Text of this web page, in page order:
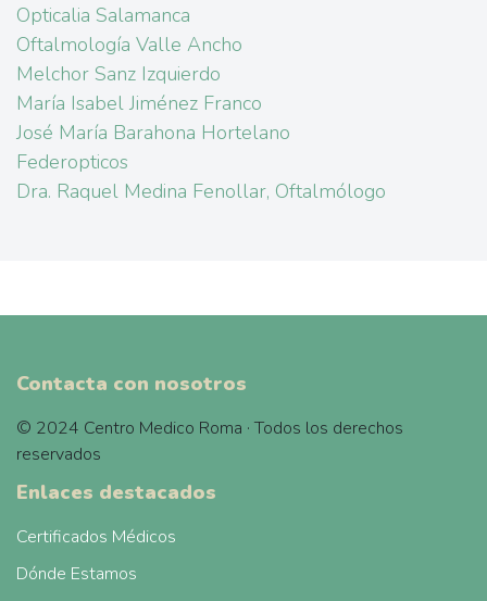
Opticalia Salamanca
Oftalmología Valle Ancho
Melchor Sanz Izquierdo
María Isabel Jiménez Franco
José María Barahona Hortelano
Federopticos
Dra. Raquel Medina Fenollar, Oftalmólogo
Contacta con nosotros
© 2024 Centro Medico Roma · Todos los derechos
reservados
Enlaces destacados
Certificados Médicos
Dónde Estamos